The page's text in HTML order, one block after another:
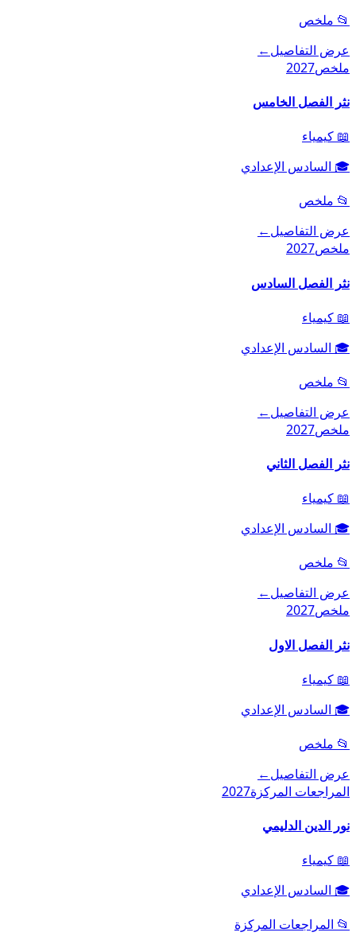
📂 ملخص
عرض التفاصيل←
ملخص2027
نثر الفصل الخامس
📖 كيمياء
🎓 السادس الإعدادي
📂 ملخص
عرض التفاصيل←
ملخص2027
نثر الفصل السادس
📖 كيمياء
🎓 السادس الإعدادي
📂 ملخص
عرض التفاصيل←
ملخص2027
نثر الفصل الثاني
📖 كيمياء
🎓 السادس الإعدادي
📂 ملخص
عرض التفاصيل←
ملخص2027
نثر الفصل الاول
📖 كيمياء
🎓 السادس الإعدادي
📂 ملخص
عرض التفاصيل←
المراجعات المركزة2027
نور الدين الدليمي
📖 كيمياء
🎓 السادس الإعدادي
📂 المراجعات المركزة